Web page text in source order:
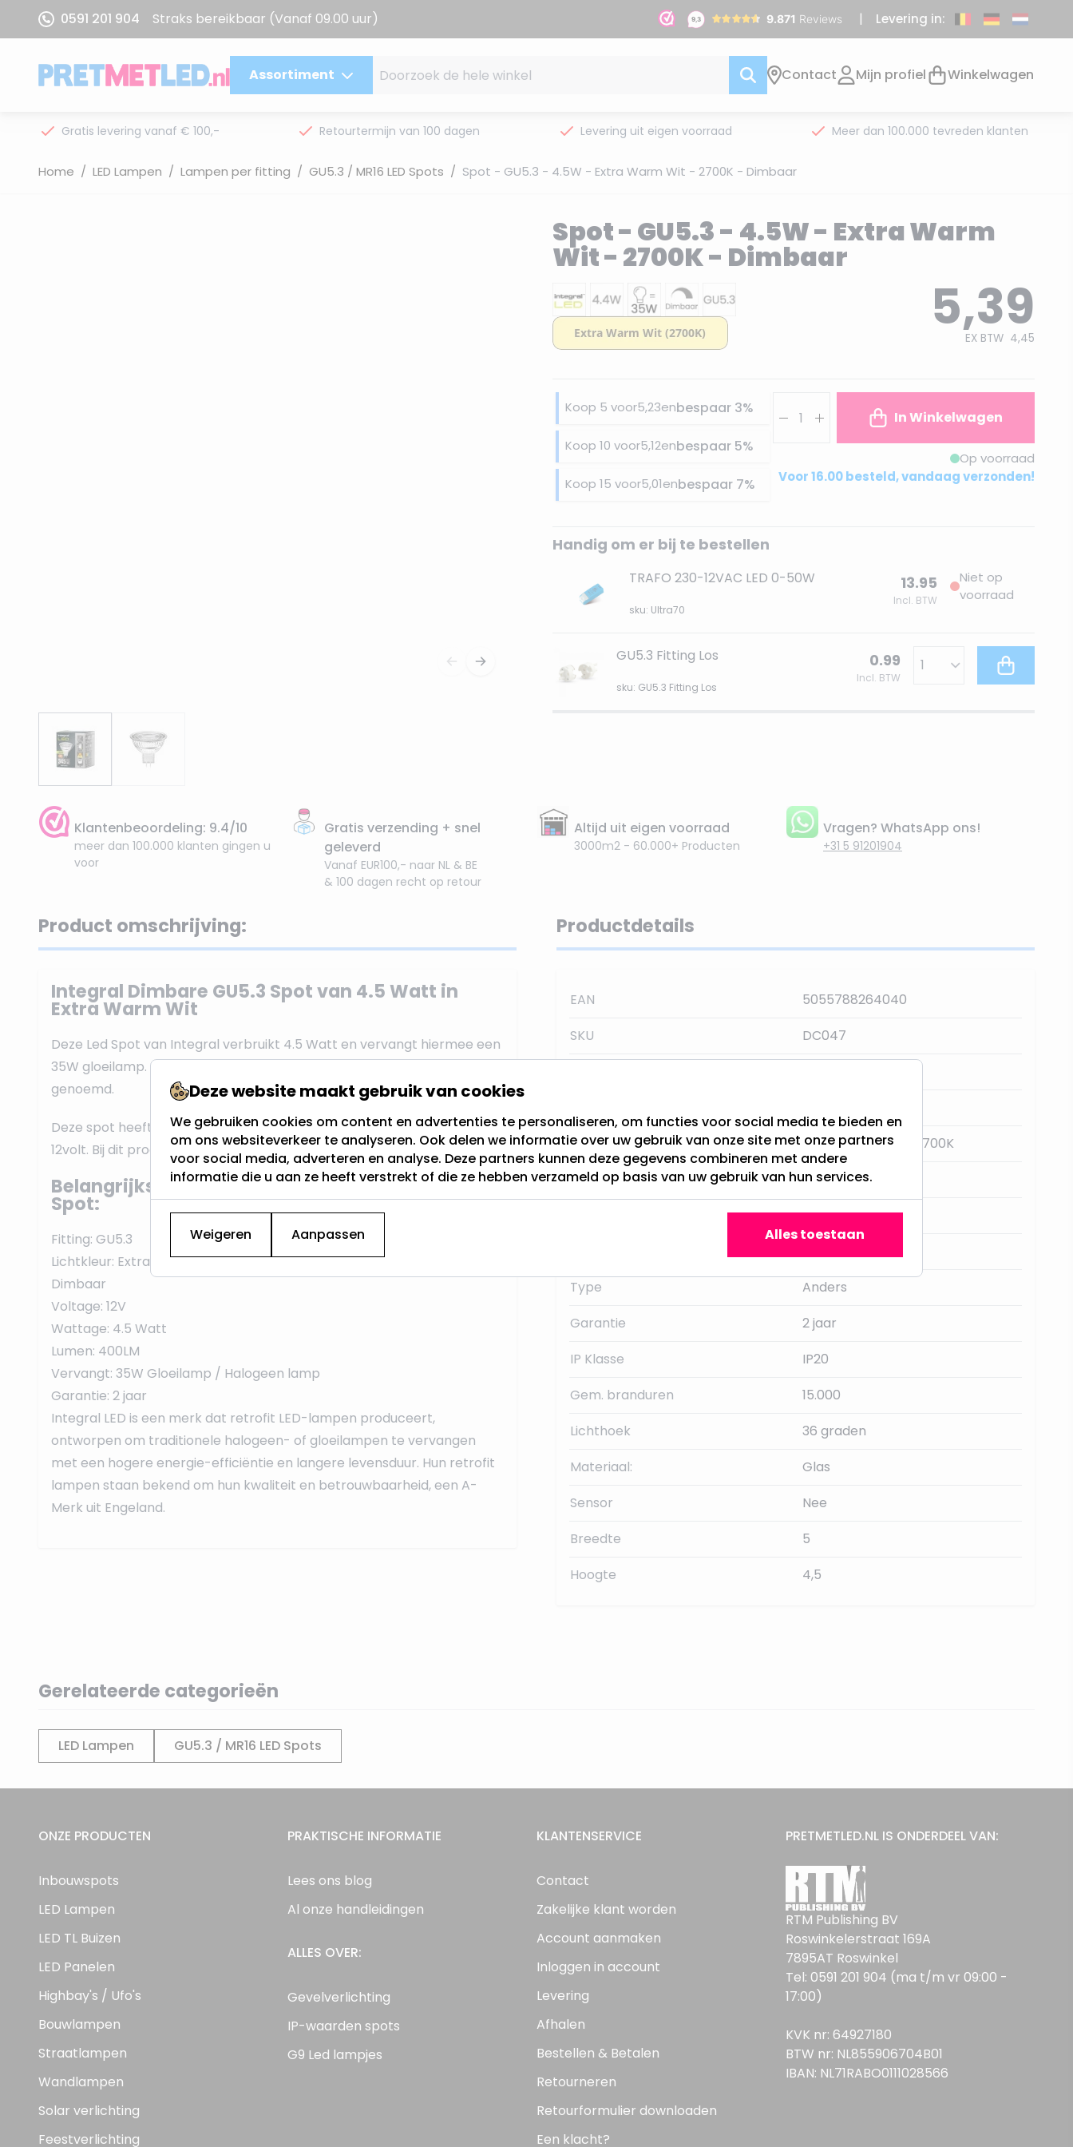
Ga naar de inhoud
0591 201 904 Straks bereikbaar (Vanaf 09.00 uur) Levering in:
Assortiment Contact Mijn profiel Winkelwagen
Gratis levering vanaf € 100,- Retourtermijn van 100 dagen Levering uit eigen voorraad Meer dan 100.000 tevreden klanten
Home / LED Lampen / Lampen per fitting / GU5.3 / MR16 LED Spots / Spot - GU5.3 - 4.5W - Extra Warm Wit - 2700K - Dimbaar
Spot - GU5.3 - 4.5W - Extra Warm
Wit - 2700K - Dimbaar
5,39
EX BTW 4,45
Koop 5 voor5,23enbespaar 3%
Koop 10 voor5,12enbespaar 5%
Koop 15 voor5,01enbespaar 7%
In Winkelwagen
Op voorraad
Voor 16.00 besteld, vandaag verzonden!
Handig om er bij te bestellen
TRAFO 230-12VAC LED 0-50W
sku: Ultra70
13.95
Incl. BTW
Niet op
voorraad
GU5.3 Fitting Los
sku: GU5.3 Fitting Los
0.99
Incl. BTW
Klantenbeoordeling: 9.4/10
meer dan 100.000 klanten gingen u
voor
Gratis verzending + snel
geleverd
Vanaf EUR100,- naar NL & BE
& 100 dagen recht op retour
Altijd uit eigen voorraad
3000m2 - 60.000+ Producten
Vragen? WhatsApp ons!
+31 5 91201904
Product omschrijving:
Integral Dimbare GU5.3 Spot van 4.5 Watt in
Extra Warm Wit
Deze Led Spot van Integral verbruikt 4.5 Watt en vervangt hiermee een
35W gloeilamp. De lichtkleur is Extra Warm Wit, ook wel 2700Kelvin
genoemd.
Deze spot heeft een GU5.3 fitting, dit is een steekfitting die werkt op
12volt. Bij dit product heb je dus een transformator nodig.
Belangrijkste eigenschappen van deze GU5.3 LED
Spot:
Fitting: GU5.3
Lichtkleur: Extra Warm Wit - 2700K
Dimbaar
Voltage: 12V
Wattage: 4.5 Watt
Lumen: 400LM
Vervangt: 35W Gloeilamp / Halogeen lamp
Garantie: 2 jaar
Integral LED is een merk dat retrofit LED-lampen produceert,
ontworpen om traditionele halogeen- of gloeilampen te vervangen
met een hogere energie-efficiëntie en langere levensduur. Hun retrofit
lampen staan bekend om hun kwaliteit en betrouwbaarheid, een A-
Merk uit Engeland.
Productdetails
EAN
5055788264040
SKU
DC047
Lichtkleur
Extra Warm Wit - 2700K
Dimbaar
Ja, met dimmer
Integral
Type
Anders
Garantie
2 jaar
IP Klasse
IP20
Gem. branduren
15.000
Lichthoek
36 graden
Materiaal:
Glas
Sensor
Nee
Breedte
5
Hoogte
4,5
Gerelateerde categorieën
LED Lampen GU5.3 / MR16 LED Spots
ONZE PRODUCTEN
Inbouwspots
LED Lampen
LED TL Buizen
LED Panelen
Highbay's / Ufo's
Bouwlampen
Straatlampen
Wandlampen
Solar verlichting
Feestverlichting
PRAKTISCHE INFORMATIE
Lees ons blog
Al onze handleidingen
ALLES OVER:
Gevelverlichting
IP-waarden spots
G9 Led lampjes
KLANTENSERVICE
Contact
Zakelijke klant worden
Account aanmaken
Inloggen in account
Levering
Afhalen
Bestellen & Betalen
Retourneren
Retourformulier downloaden
Een klacht?
PRETMETLED.NL IS ONDERDEEL VAN:
RTM Publishing BV
Roswinkelerstraat 169A
7895AT Roswinkel
Tel: 0591 201 904 (ma t/m vr 09:00 -
17:00)
KVK nr: 64927180
BTW nr: NL855906704B01
IBAN: NL71RABO0111028566
Deze website maakt gebruik van cookies
We gebruiken cookies om content en advertenties te personaliseren, om functies voor social media te bieden en
om ons websiteverkeer te analyseren. Ook delen we informatie over uw gebruik van onze site met onze partners
voor social media, adverteren en analyse. Deze partners kunnen deze gegevens combineren met andere
informatie die u aan ze heeft verstrekt of die ze hebben verzameld op basis van uw gebruik van hun services.
Weigeren Aanpassen Alles toestaan